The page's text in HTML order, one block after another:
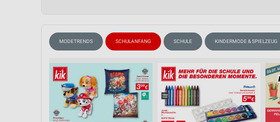
MODETRENDS SCHULANFANG SCHULE KINDERMODE & SPIELZEUG